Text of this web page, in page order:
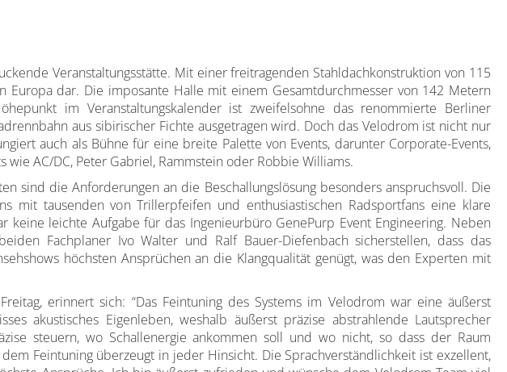
Veranstaltungsstätte. Mit einer freitragenden Stahldachkonstruktion von 115
dar. Die imposante Halle mit einem Gesamtdurchmesser von 142 Metern
im Veranstaltungskalender ist zweifelsohne das renommierte Berliner
aus sibirischer Fichte ausgetragen wird. Doch das Velodrom ist nicht nur
auch als Bühne für eine breite Palette von Events, darunter Corporate-Events,
AC/DC, Peter Gabriel, Rammstein oder Robbie Williams.
sind die Anforderungen an die Beschallungslösung besonders anspruchsvoll. Die
mit tausenden von Trillerpfeifen und enthusiastischen Radsportfans eine klare
keine leichte Aufgabe für das Ingenieurbüro GenePurp Event Engineering. Neben
Fachplaner Ivo Walter und Ralf Bauer-Diefenbach sicherstellen, dass das
höchsten Ansprüchen an die Klangqualität genügt, was den Experten mit
erinnert sich: “Das Feintuning des Systems im Velodrom war eine äußerst
akustisches Eigenleben, weshalb äußerst präzise abstrahlende Lautsprecher
steuern, wo Schallenergie ankommen soll und wo nicht, so dass der Raum
Feintuning überzeugt in jeder Hinsicht. Die Sprachverständlichkeit ist exzellent,